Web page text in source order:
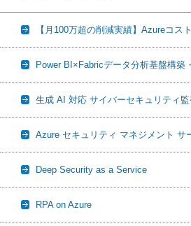
【月100万超の削減実績】Azureコス
Power BI×Fabricデータ分析基盤構築
生成 AI 対応 サイバーセキュリティ監
Azure セキュリティ マネジメント サ
Deep Security as a Service
RPA on Azure